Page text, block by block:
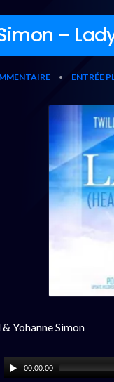
–
• ENTRÉE
Yohanne Simon
00:00:00